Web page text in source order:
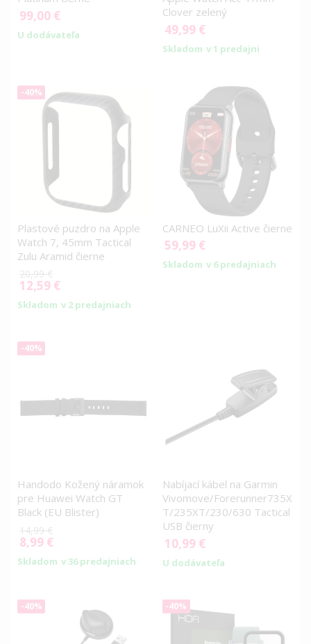
99,00 €
U dodávateľa
Clover zelený
49,99 €
Skladom v 1 predajni
-40%
Plastové puzdro na Apple
Watch 7, 45mm Tactical
Zulu Aramid čierne
20,99 €
Special
Price
12,59 €
Skladom v 2 predajniach
CARNEO LuXii Active čierne
59,99 €
Skladom v 6 predajniach
-40%
Handodo Kožený náramok
pre Huawei Watch GT
Black (EU Blister)
14,99 €
Special
8,99 €
Skladom v 36 predajniach
Nabíjací kábel na Garmin
Vivomove/Forerunner735X
T/235XT/230/630 Tactical
USB čierny
10,99 €
U dodávateľa
-40% -40%